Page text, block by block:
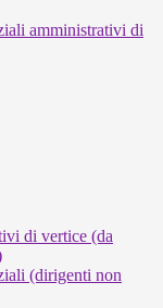
amministrativi di
di vertice (da
(dirigenti non